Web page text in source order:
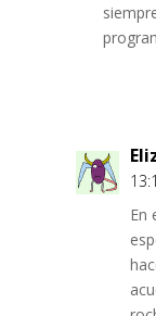
En